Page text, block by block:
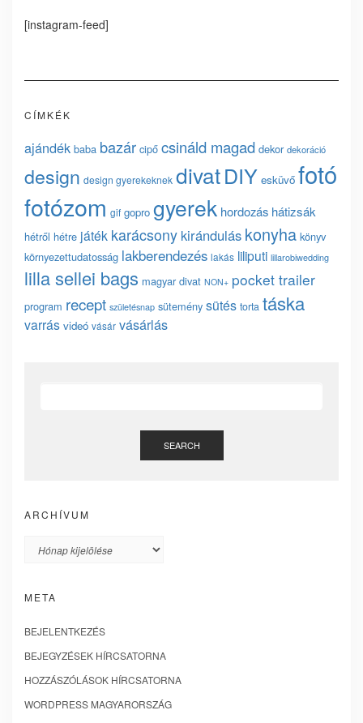
[instagram-feed]
CÍMKÉK
ajándék baba bazár cipő csináld magad dekor dekoráció
design design gyerekeknek divatDIY esküvő fotó
fotózom gif gopro gyerek hordozás hátizsák
hétről hétre játék karácsony kirándulás konyha könyv
környezettudatosság lakberendezés lakás liliputi lillarobiwedding
lilla sellei bags magyar divat NON+ pocket trailer
program recept születésnap sütemény sütés torta táska
varrás videó vásár vásárlás
SEARCH
ARCHÍVUM
Archívum
META
BEJELENTKEZÉS
BEJEGYZÉSEK HÍRCSATORNA
HOZZÁSZÓLÁSOK HÍRCSATORNA
WORDPRESS MAGYARORSZÁG